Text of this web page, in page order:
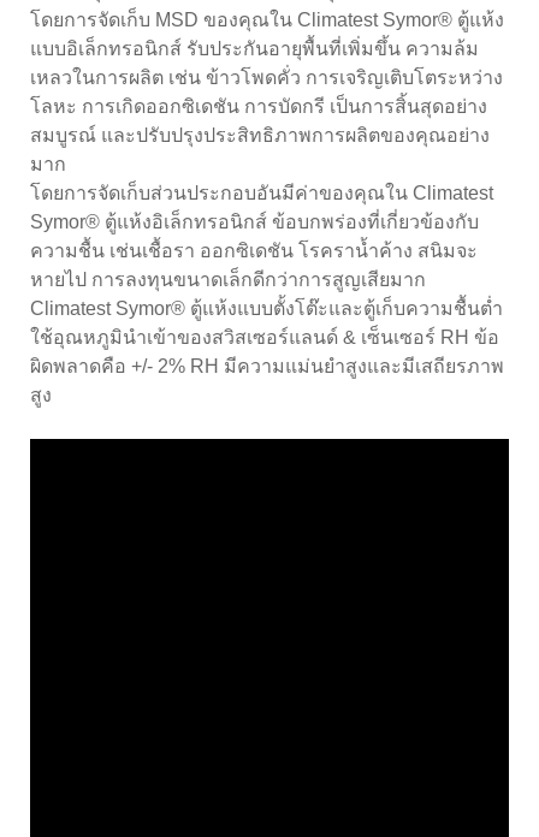
โดยการจัดเก็บ MSD ของคุณใน Climatest Symor® ตู้แห้ง
แบบอิเล็กทรอนิกส์ รับประกันอายุพื้นที่เพิ่มขึ้น ความล้ม
เหลวในการผลิต เช่น ข้าวโพดคั่ว การเจริญเติบโตระหว่าง
โลหะ การเกิดออกซิเดชัน การบัดกรี เป็นการสิ้นสุดอย่าง
สมบูรณ์ และปรับปรุงประสิทธิภาพการผลิตของคุณอย่าง
มาก
โดยการจัดเก็บส่วนประกอบอันมีค่าของคุณใน Climatest
Symor® ตู้แห้งอิเล็กทรอนิกส์ ข้อบกพร่องที่เกี่ยวข้องกับ
ความชื้น เช่นเชื้อรา ออกซิเดชัน โรคราน้ำค้าง สนิมจะ
หายไป การลงทุนขนาดเล็กดีกว่าการสูญเสียมาก
Climatest Symor® ตู้แห้งแบบตั้งโต๊ะและตู้เก็บความชื้นต่ำ
ใช้อุณหภูมินำเข้าของสวิสเซอร์แลนด์ & เซ็นเซอร์ RH ข้อ
ผิดพลาดคือ +/- 2% RH มีความแม่นยำสูงและมีเสถียรภาพ
สูง